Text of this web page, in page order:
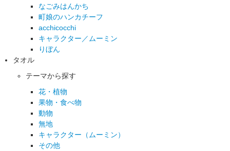
なごみはんかち
町娘のハンカチーフ
acchicocchi
キャラクター／ムーミン
りぼん
タオル
テーマから探す
花・植物
果物・食べ物
動物
無地
キャラクター（ムーミン）
その他